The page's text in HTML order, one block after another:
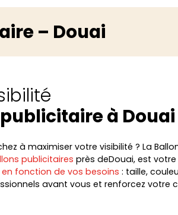
– Douai
à Douai
à maximiser votre visibilité ? La
publicitaires près deDouai, est
fonction de vos besoins : taille,
avant vous et renforcez votre